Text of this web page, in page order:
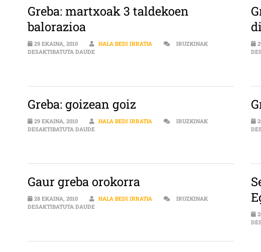
Greba: martxoak 3 taldekoen
balorazioa
29 EKAINA, 2010 HALA BEDI IRRATIA
IRUZKINAK
DESAKTIBATUTA DAUDEGREBA: MARTXOAK 3 TALDEKOEN BALORAZIOA SARRERAN
Greba: goizean goiz
29 EKAINA, 2010 HALA BEDI IRRATIA
IRUZKINAK
DESAKTIBATUTA DAUDEGREBA: GOIZEAN GOIZ SARRERAN
Gaur greba orokorra
28 EKAINA, 2010 HALA BEDI IRRATIA
IRUZKINAK
DESAKTIBATUTA DAUDEGAUR GREBA OROKORRA SARRERAN